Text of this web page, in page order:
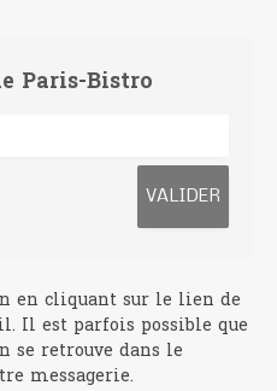
Paris-Bistro
en cliquant sur le lien de
Il est parfois possible que
se retrouve dans le
messagerie.